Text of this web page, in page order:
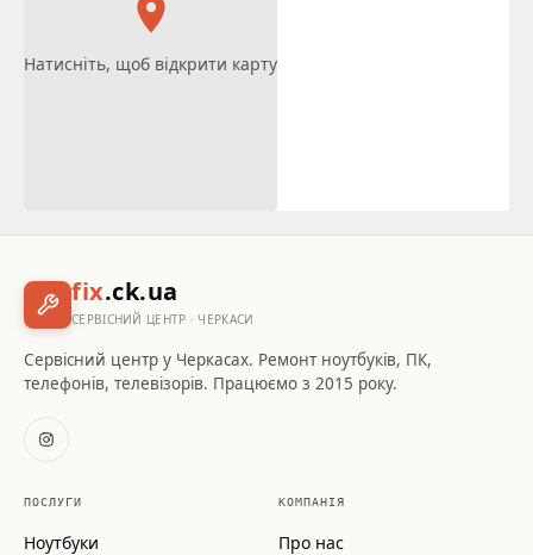
Натисніть, щоб відкрити карту
fix.ck.ua
СЕРВІСНИЙ ЦЕНТР · ЧЕРКАСИ
Сервісний центр у Черкасах. Ремонт ноутбуків, ПК,
телефонів, телевізорів. Працюємо з 2015 року.
ПОСЛУГИ
Ноутбуки
КОМПАНІЯ
Про нас